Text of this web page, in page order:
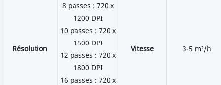
Résolution
8 passes : 720 x
1200 DPI
10 passes : 720 x
1500 DPI
12 passes : 720 x
1800 DPI
16 passes : 720 x
Vitesse 3-5 m²/h